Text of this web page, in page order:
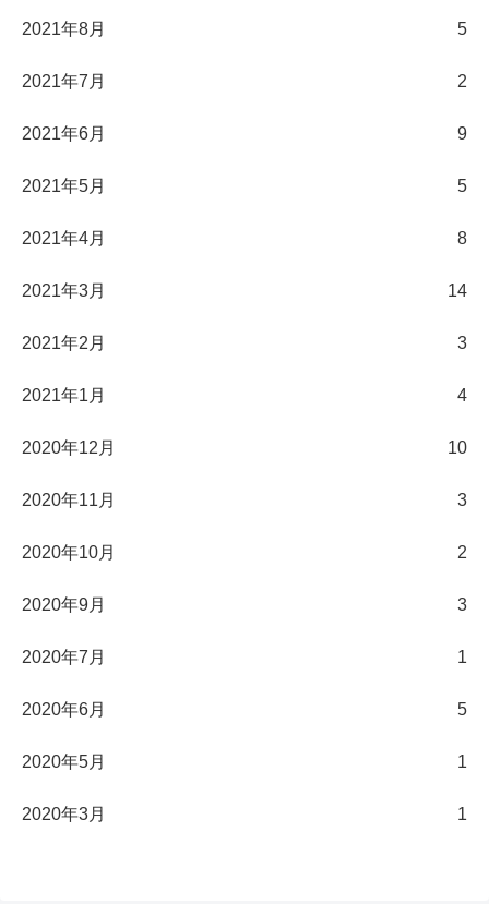
2021年8月 5
2021年7月 2
2021年6月 9
2021年5月 5
2021年4月 8
2021年3月 14
2021年2月 3
2021年1月 4
2020年12月 10
2020年11月 3
2020年10月 2
2020年9月 3
2020年7月 1
2020年6月 5
2020年5月 1
2020年3月 1